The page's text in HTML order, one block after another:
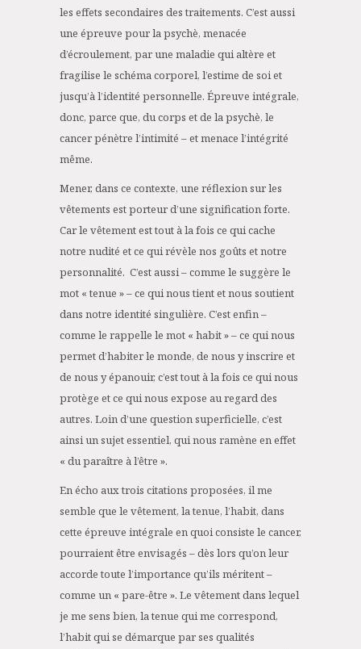
les effets secondaires des traitements. C’est aussi
une épreuve pour la psychè, menacée
d’écroulement, par une maladie qui altère et
fragilise le schéma corporel, l’estime de soi et
jusqu’à l’identité personnelle. Épreuve intégrale,
donc, parce que, du corps et de la psychè, le
cancer pénètre l’intimité – et menace l’intégrité
même.
Mener, dans ce contexte, une réflexion sur les
vêtements est porteur d’une signification forte.
Car le vêtement est tout à la fois ce qui cache
notre nudité et ce qui révèle nos goûts et notre
personnalité. C’est aussi – comme le suggère le
mot « tenue » – ce qui nous tient et nous soutient
dans notre identité singulière. C’est enfin –
comme le rappelle le mot « habit » – ce qui nous
permet d’habiter le monde, de nous y inscrire et
de nous y épanouir, c’est tout à la fois ce qui nous
protège et ce qui nous expose au regard des
autres. Loin d’une question superficielle, c’est
ainsi un sujet essentiel, qui nous ramène en effet
« du paraître à l’être ».
En écho aux trois citations proposées, il me
semble que le vêtement, la tenue, l’habit, dans
cette épreuve intégrale en quoi consiste le cancer,
pourraient être envisagés – dès lors qu’on leur
accorde toute l’importance qu’ils méritent –
comme un « pare-être ». Le vêtement dans lequel
je me sens bien, la tenue qui me correspond,
l’habit qui se démarque par ses qualités